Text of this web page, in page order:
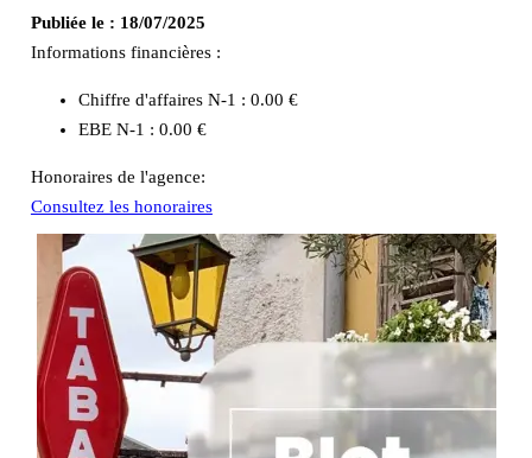
Publiée le : 18/07/2025
Informations financières :
Chiffre d'affaires N-1 : 0.00 €
EBE N-1 : 0.00 €
Honoraires de l'agence:
Consultez les honoraires